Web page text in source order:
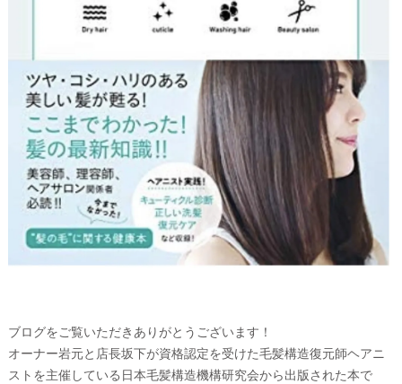
ブログをご覧いただきありがとうございます！
オーナー岩元と店長坂下が資格認定を受けた毛髪構造復元師ヘアニ
ストを主催している日本毛髪構造機構研究会から出版された本で